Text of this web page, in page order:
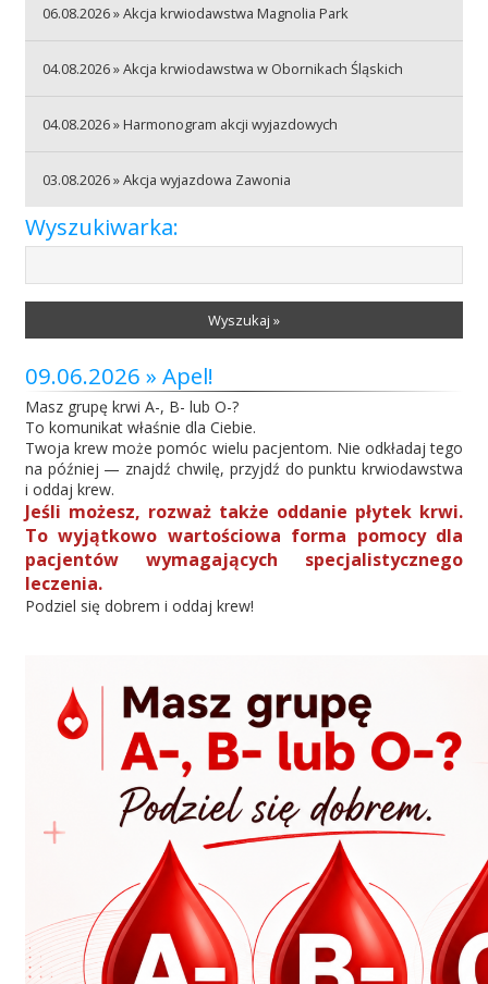
Szkolenia
Przetargi
Praca
Kontakt
06.08.2026 » Akcja krwiodawstwa Magnolia Park
04.08.2026 » Akcja krwiodawstwa w Obornikach Śląskich
04.08.2026 » Harmonogram akcji wyjazdowych
03.08.2026 » Akcja wyjazdowa Zawonia
Wyszukiwarka:
Wyszukaj »
09.06.2026 » Apel!
Masz grupę krwi A-, B- lub O-?
To komunikat właśnie dla Ciebie.
Twoja krew może pomóc wielu pacjentom. Nie odkładaj tego
na później — znajdź chwilę, przyjdź do punktu krwiodawstwa
i oddaj krew.
Jeśli możesz, rozważ także oddanie płytek krwi.
To wyjątkowo wartościowa forma pomocy dla
pacjentów wymagających specjalistycznego
leczenia.
Podziel się dobrem i oddaj krew!